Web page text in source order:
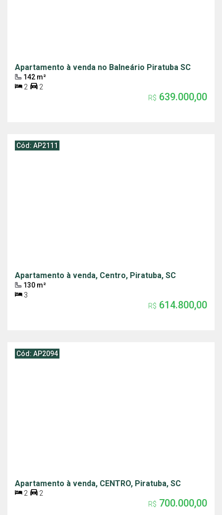
Apartamento à venda no Balneário Piratuba SC
142 m²
2
2
R$ 639.000,00
Cód: AP2111
Apartamento à venda, Centro, Piratuba, SC
130 m²
3
R$ 614.800,00
Cód: AP2094
Apartamento à venda, CENTRO, Piratuba, SC
2
2
R$ 700.000,00